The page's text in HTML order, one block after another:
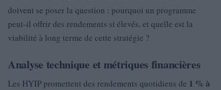
doivent se poser la question : pourquoi un programme
peut-il offrir des rendements si élevés, et quelle est la
viabilité à long terme de cette stratégie ?
Analyse technique et métriques financières
Les HYIP promettent des rendements quotidiens de 1 % à